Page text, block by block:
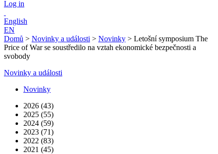
Log in
English
EN
Domů > Novinky a události > Novinky > Letošní symposium The
Price of War se soustředilo na vztah ekonomické bezpečnosti a
svobody
Novinky a události
Novinky
2026 (43)
2025 (55)
2024 (59)
2023 (71)
2022 (83)
2021 (45)